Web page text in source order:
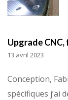
Upgrade
13 avril 2023
Conception,
spécifiques j’ai